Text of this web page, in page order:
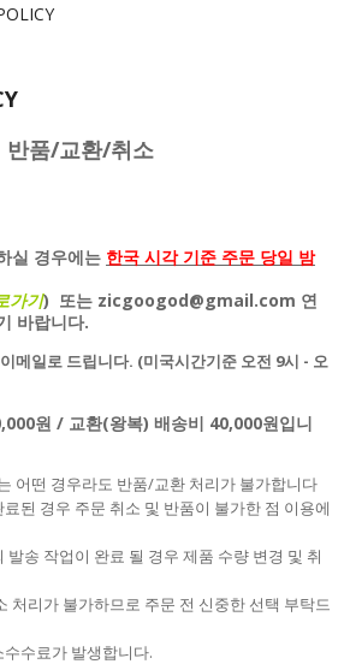
반품/교환/취소
실 경우에는 한국 시각 기준 주문 당일 밤
가기) 또는 zicgoogod@gmail.com 연
바랍니다.
메일로 드립니다. (미국시간기준 오전 9시 - 오
원 / 교환(왕복) 배송비 40,000원입니
어떤 경우라도 반품/교환 처리가 불가합니다
된 경우 주문 취소 및 반품이 불가한 점 이용에
송 작업이 완료 될 경우 제품 수량 변경 및 취
처리가 불가하므로 주문 전 신중한 선택 부탁드
수료가 발생합니다.